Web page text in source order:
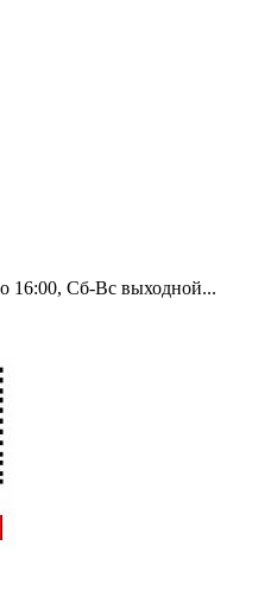
16:00, Cб-Вс выходной...